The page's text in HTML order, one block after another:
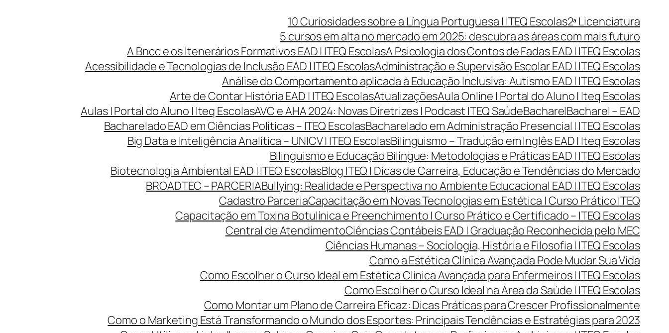
10 Curiosidades sobre a Língua Portuguesa | ITEQ Escolas2ª Licenciatura
5 cursos em alta no mercado em 2025: descubra as áreas com mais futuro
A Bncc e os Itenerários Formativos EAD | ITEQ EscolasA Psicologia dos Contos de Fadas EAD | ITEQ Escolas
Acessibilidade e Tecnologias de Inclusão EAD | ITEQ EscolasAdministração e Supervisão Escolar EAD | ITEQ Escolas
Análise do Comportamento aplicada à Educação Inclusiva: Autismo EAD | ITEQ Escolas
Arte de Contar História EAD | ITEQ EscolasAtualizaçõesAula Online | Portal do Aluno | Iteq Escolas
Aulas | Portal do Aluno | Iteq EscolasAVC e AHA 2024: Novas Diretrizes | Podcast ITEQ SaúdeBacharelBacharel – EAD
Bacharelado EAD em Ciências Políticas – ITEQ EscolasBacharelado em Administração Presencial | ITEQ Escolas
Big Data e Inteligência Analítica – UNICV | ITEQ EscolasBilinguismo – Tradução em Inglês EAD | Iteq Escolas
Bilinguismo e Educação Bilíngue: Metodologias e Práticas EAD | ITEQ Escolas
Biotecnologia Ambiental EAD | ITEQ EscolasBlog ITEQ | Dicas de Carreira, Educação e Tendências do Mercado
BROADTEC – PARCERIABullying: Realidade e Perspectiva no Ambiente Educacional EAD | ITEQ Escolas
Cadastro ParceriaCapacitação em Novas Tecnologias em Estética | Curso Prático ITEQ
Capacitação em Toxina Botulínica e Preenchimento | Curso Prático e Certificado – ITEQ Escolas
Central de AtendimentoCiências Contábeis EAD | Graduação Reconhecida pelo MEC
Ciências Humanas – Sociologia, História e Filosofia | ITEQ Escolas
Como a Estética Clínica Avançada Pode Mudar Sua Vida
Como Escolher o Curso Ideal em Estética Clínica Avançada para Enfermeiros | ITEQ Escolas
Como Escolher o Curso Ideal na Área da Saúde | ITEQ Escolas
Como Montar um Plano de Carreira Eficaz: Dicas Práticas para Crescer Profissionalmente
Como o Marketing Está Transformando o Mundo dos Esportes: Principais Tendências e Estratégias para 2023